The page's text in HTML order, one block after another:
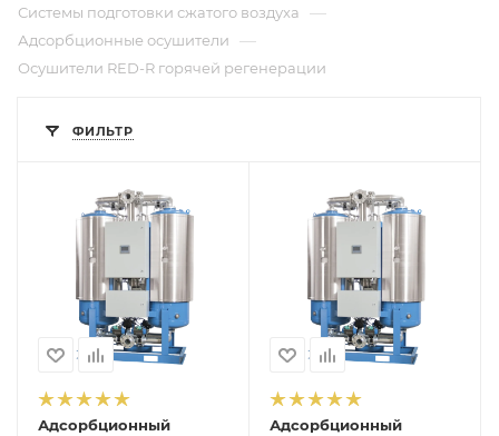
Системы подготовки сжатого воздуха —
Адсорбционные осушители —
Осушители RED-R горячей регенерации
ФИЛЬТР
Адсорбционный
Адсорбционный